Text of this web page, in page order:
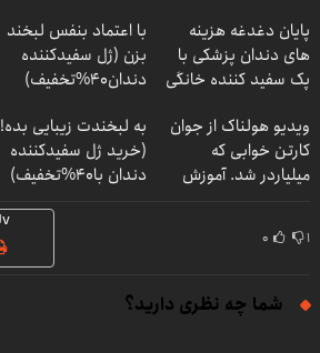
پایان دغدغه هزینه
های دندان پزشکی با
پک سفید کننده خانگی
با اعتماد بنفس لبخند
بزن (ژل سفیدکننده
دندان40%تخفیف)
ویدیو هولناک از جوان
کارتن خوابی که
میلیاردر شد. آموزش
به لبخندت زیبایی بده!
(خرید ژل سفیدکننده
دندان با40%تخفیف)
۱ ۰
شما چه نظری دارید؟